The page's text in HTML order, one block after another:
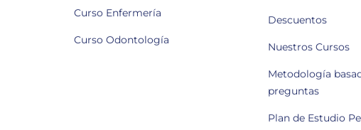
Curso Enfermería
Curso Odontología
Descuentos
Nuestros Cursos
Metodología
preguntas
Plan de Estudio